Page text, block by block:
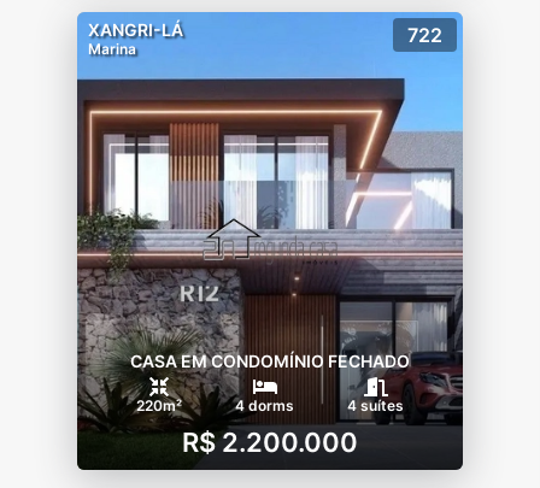
XANGRI-LÁ
Marina
722
CASA EM CONDOMÍNIO FECHADO
220m² 4 dorms 4 suítes
R$ 2.200.000